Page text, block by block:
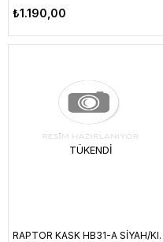
₺1.190,00
TÜKENDI
RAPTOR